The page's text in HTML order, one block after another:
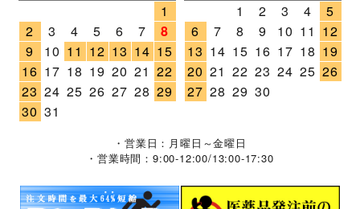
1
2
3 4 5 6 7
8
9
10 11 12 13 14 15
16 17 18 19 20 21 22
23 24 25 26 27 28 29
30 31
1
2 3 4
5
6
7 8 9 10 11 12
13 14 15 16 17 18 19
20 21 22 23 24 25 26
27 28 29 30
・営業日：月曜日～金曜日
・営業時間：9:00-12:00/13:00-17:30